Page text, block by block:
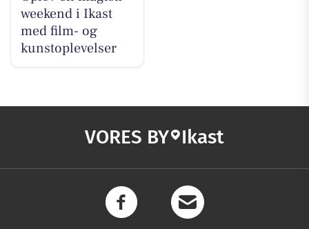
weekend i Ikast
med film- og
kunstoplevelser
VORES BY Ikast